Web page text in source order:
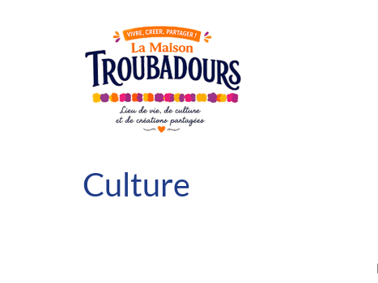
Culture